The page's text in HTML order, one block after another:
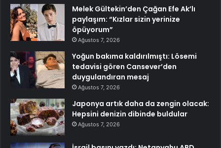
Melek Gültekin’den Çağan Efe Ak’lı
paylaşım: “Kızlar sizin yerinize
öpüyorum”
Ağustos 7, 2026
Yoğun bakıma kaldırılmıştı: Lösemi
tedavisi gören Cansever’den
duygulandıran mesaj
Ağustos 7, 2026
Japonya artık daha da zengin olacak:
Hepsini denizin dibinde buldular
Ağustos 7, 2026